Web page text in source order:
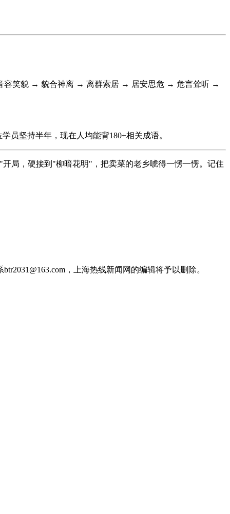
笑貌 → 貌合神离 → 离群索居 → 居安思危 → 危言耸听 →
员坚持半年，现在人均能背180+相关成语。
局，硬接到"柳暗花明"，把卖菜的老乡唬得一愣一愣。记住
，上海热线新闻网的编辑将予以删除。